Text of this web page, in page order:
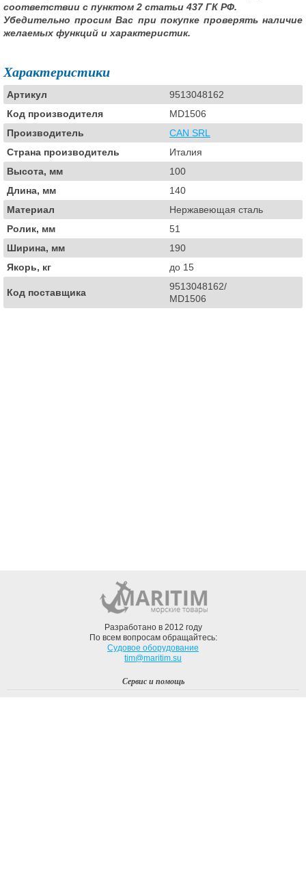
соответствии с пунктом 2 статьи 437 ГК РФ.
Убедительно просим Вас при покупке проверять наличие
желаемых функций и характеристик.
Характеристики
Артикул
9513048162
Код производителя
MD1506
Производитель
CAN SRL
Страна производитель
Италия
Высота, мм
100
Длина, мм
140
Материал
Нержавеющая сталь
Ролик, мм
51
Ширина, мм
190
Якорь, кг
до 15
Код поставщика
9513048162/
MD1506
Разработано в 2012 году
По всем вопросам обращайтесь:
Судовое оборудование
tim@maritim.su
Сервис и помощь